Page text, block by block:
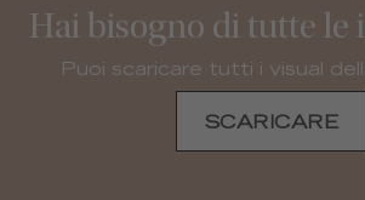
Hai bisogno di tutte le
Puoi scaricare tutti i visual
SCARICARE